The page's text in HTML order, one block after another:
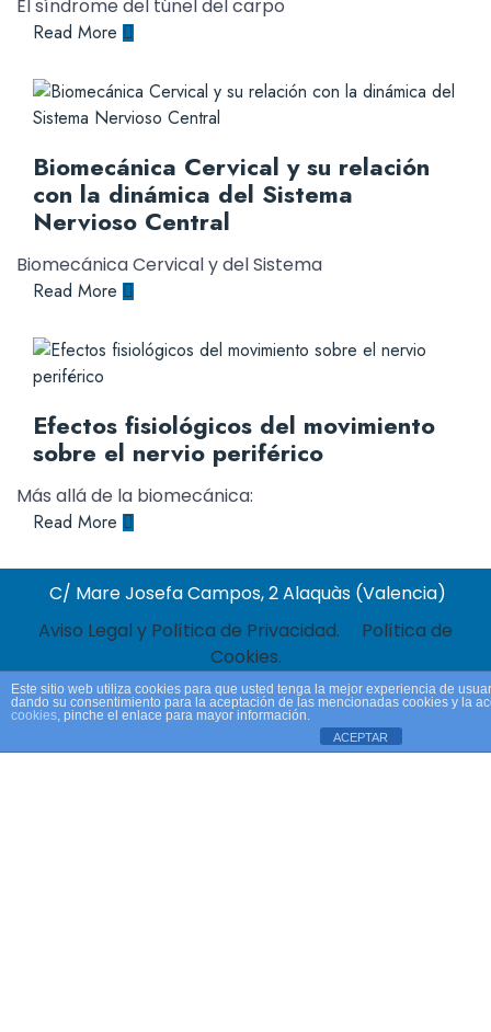
El síndrome del túnel del carpo
Read More
Biomecánica Cervical y su relación
con la dinámica del Sistema
Nervioso Central
Biomecánica Cervical y del Sistema
Read More
Efectos fisiológicos del movimiento
sobre el nervio periférico
Más allá de la biomecánica:
Read More
C/ Mare Josefa Campos, 2 Alaquàs (Valencia)
Aviso Legal y Política de Privacidad.
Política de
Cookies.
Este sitio web utiliza cookies para que usted tenga la mejor experiencia de
dando su consentimiento para la aceptación de las mencionadas cookies y la
cookies , pinche el enlace para mayor información.
ACEPTAR